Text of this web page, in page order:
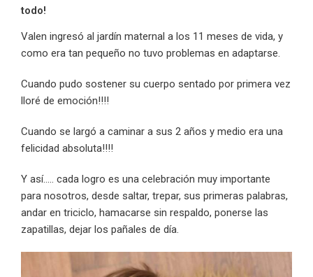
todo!
Valen ingresó al jardín maternal a los 11 meses de vida, y
como era tan pequeño no tuvo problemas en adaptarse.
Cuando pudo sostener su cuerpo sentado por primera vez
lloré de emoción!!!!
Cuando se largó a caminar a sus 2 años y medio era una
felicidad absoluta!!!!
Y así….. cada logro es una celebración muy importante
para nosotros, desde saltar, trepar, sus primeras palabras,
andar en triciclo, hamacarse sin respaldo, ponerse las
zapatillas, dejar los pañales de día.